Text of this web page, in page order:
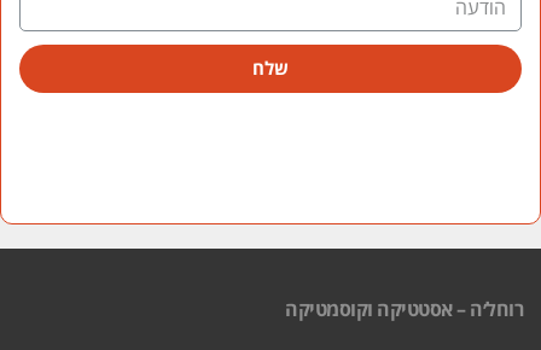
שלח
רוחל׳ה – אסטטיקה וקוסמטיקה